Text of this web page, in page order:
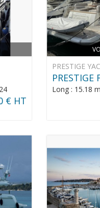
€ HT
PRESTIGE
PRESTIGE
Long : 15.18